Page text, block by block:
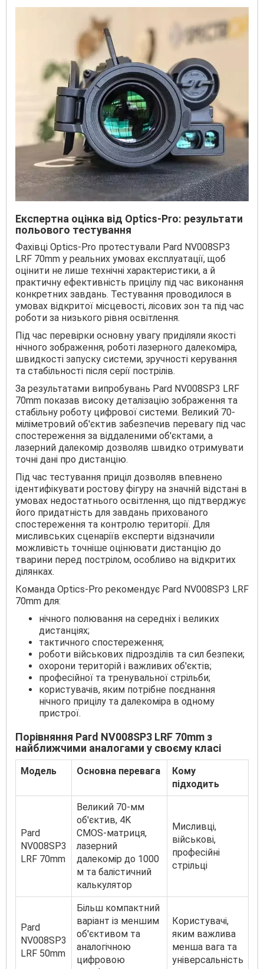
Експертна оцінка від Optics-Pro: результати
польового тестування
Фахівці Optics-Pro протестували Pard NV008SP3
LRF 70mm у реальних умовах експлуатації, щоб
оцінити не лише технічні характеристики, а й
практичну ефективність прицілу під час виконання
конкретних завдань. Тестування проводилося в
умовах відкритої місцевості, лісових зон та під час
роботи за низького рівня освітлення.
Під час перевірки основну увагу приділяли якості
нічного зображення, роботі лазерного далекоміра,
швидкості запуску системи, зручності керування
та стабільності після серії пострілів.
За результатами випробувань Pard NV008SP3 LRF
70mm показав високу деталізацію зображення та
стабільну роботу цифрової системи. Великий 70-
міліметровий об'єктив забезпечив перевагу під час
спостереження за віддаленими об'єктами, а
лазерний далекомір дозволяв швидко отримувати
точні дані про дистанцію.
Під час тестування приціл дозволяв впевнено
ідентифікувати ростову фігуру на значній відстані в
умовах недостатнього освітлення, що підтверджує
його придатність для завдань прихованого
спостереження та контролю території. Для
мисливських сценаріїв експерти відзначили
можливість точніше оцінювати дистанцію до
тварини перед пострілом, особливо на відкритих
ділянках.
Команда Optics-Pro рекомендує Pard NV008SP3 LRF
70mm для:
нічного полювання на середніх і великих
дистанціях;
тактичного спостереження;
роботи військових підрозділів та сил безпеки;
охорони територій і важливих об'єктів;
професійної та тренувальної стрільби;
користувачів, яким потрібне поєднання
нічного прицілу та далекоміра в одному
пристрої.
Порівняння Pard NV008SP3 LRF 70mm з
найближчими аналогами у своєму класі
Модель Основна перевага
Кому
підходить
Pard
NV008SP3
LRF 70mm
Великий 70-мм
об'єктив, 4K
CMOS-матриця,
лазерний
далекомір до 1000
м та балістичний
калькулятор
Мисливці,
військові,
професійні
стрільці
Pard
NV008SP3
LRF 50mm
Більш компактний
варіант із меншим
об'єктивом та
аналогічною
цифровою
Користувачі,
яким важлива
менша вага та
універсальність